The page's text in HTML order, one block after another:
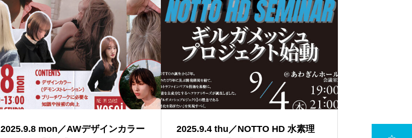
2025.9.8 mon／AWデザインカラー
2025.9.4 thu／NOTTO HD 水素理